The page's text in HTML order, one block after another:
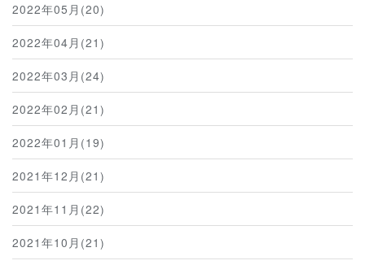
2022年05月(20)
2022年04月(21)
2022年03月(24)
2022年02月(21)
2022年01月(19)
2021年12月(21)
2021年11月(22)
2021年10月(21)